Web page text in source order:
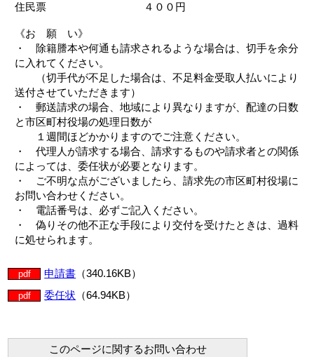
住民票 ４００円
《お 願 い》
・ 除籍謄本や何通も請求されるような場合は、切手を余分
に入れてください。
（切手代が不足した場合は、不足料金受取人払いにより
送付させていただきます）
・ 郵送請求の場合、地域により異なりますが、配達の日数
と市区町村役場の処理日数が
１週間ほどかかりますのでご注意ください。
・ 代理人が請求する場合、請求するものや請求者との関係
によっては、委任状が必要となります。
・ ご不明な点がございましたら、請求先の市区町村役場に
お問い合わせください。
・ 電話番号は、必ずご記入ください。
・ 偽りその他不正な手段により交付を受けたときは、過料
に処せられます。
pdf 申請書 （340.16KB）
pdf 委任状 （64.94KB）
このページに関するお問い合わせ